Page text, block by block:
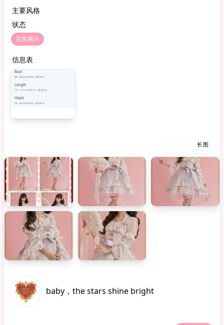
主要风格
状态
完售展示
信息表
长图
baby，the stars shine bright